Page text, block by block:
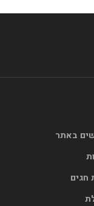
הוטלס
של הוטלס
היוטיוב של
באתר
חגים